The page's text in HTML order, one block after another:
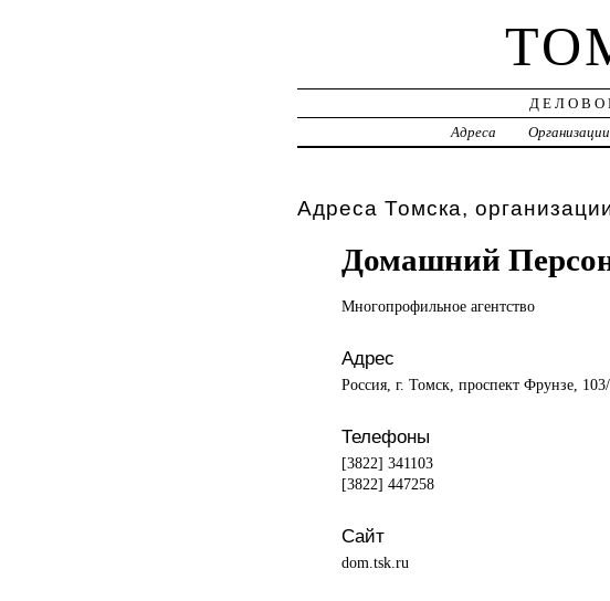
Адреса
Организации
Адреса Томска,
Домашний
Многопрофильное агентство
Адрес
Россия, г. Томск, проспект Фрунзе,
Телефоны
[3822] 341103
[3822] 447258
Сайт
dom.tsk.ru